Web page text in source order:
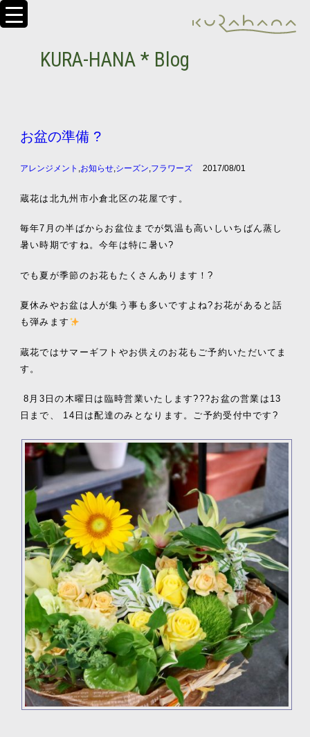
KURA-HANA * Blog
お盆の準備 ?
アレンジメント ,お知らせ,シーズン,フラワーズ 2017/08/01
蔵花は北九州市小倉北区の花屋です。
毎年7月の半ばからお盆位までが気温も高いしいちばん蒸し
暑い時期ですね。今年は特に暑い?
でも夏が季節のお花もたくさんあります！?
夏休みやお盆は人が集う事も多いですよね?お花があると話
も弾みます
蔵花ではサマーギフトやお供えのお花もご予約いただいてま
す。
8月3日の木曜日は臨時営業いたします???お盆の営業は13
日まで、 14日は配達のみとなります。ご予約受付中です?